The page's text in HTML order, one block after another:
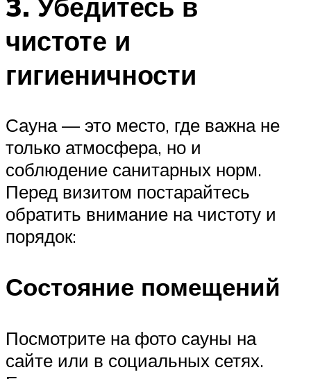
3. Убедитесь в
чистоте и
гигиеничности
Сауна — это место, где важна не
только атмосфера, но и
соблюдение санитарных норм.
Перед визитом постарайтесь
обратить внимание на чистоту и
порядок:
Состояние помещений
Посмотрите на фото сауны на
сайте или в социальных сетях.